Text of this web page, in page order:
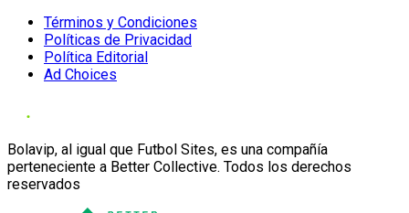
Términos y Condiciones
Políticas de Privacidad
Política Editorial
Ad Choices
Bolavip, al igual que Futbol Sites, es una compañía
perteneciente a Better Collective. Todos los derechos
reservados